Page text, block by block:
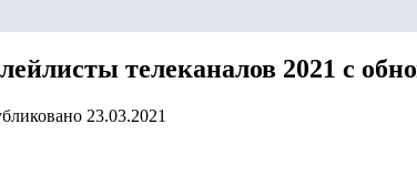
телеканалов 2021 с
23.03.2021